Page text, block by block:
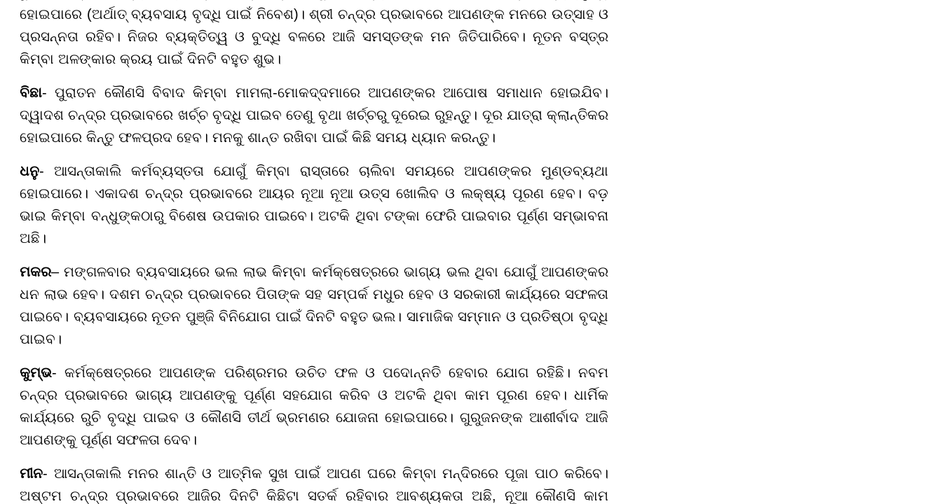
ହୋଇପାରେ (ଅର୍ଥାତ୍ ବ୍ୟବସାୟ ବୃଦ୍ଧି ପାଇଁ ନିବେଶ)। ଶ୍ରୀ ଚନ୍ଦ୍ର ପ୍ରଭାବରେ ଆପଣଙ୍କ ମନରେ ଉତ୍ସାହ ଓ
ପ୍ରସନ୍ନତା ରହିବ। ନିଜର ବ୍ୟକ୍ତିତ୍ୱ ଓ ବୁଦ୍ଧି ବଳରେ ଆଜି ସମସ୍ତଙ୍କ ମନ ଜିତିପାରିବେ। ନୂତନ ବସ୍ତ୍ର
କିମ୍ବା ଅଳଙ୍କାର କ୍ରୟ ପାଇଁ ଦିନଟି ବହୁତ ଶୁଭ।
ବିଛା- ପୁରାତନ କୌଣସି ବିବାଦ କିମ୍ବା ମାମଲା-ମୋକଦ୍ଦମାରେ ଆପଣଙ୍କର ଆପୋଷ ସମାଧାନ ହୋଇଯିବ।
ଦ୍ୱାଦଶ ଚନ୍ଦ୍ର ପ୍ରଭାବରେ ଖର୍ଚ୍ଚ ବୃଦ୍ଧି ପାଇବ ତେଣୁ ବୃଥା ଖର୍ଚ୍ଚରୁ ଦୂରେଇ ରୁହନ୍ତୁ। ଦୂର ଯାତ୍ରା କ୍ଲାନ୍ତିକର
ହୋଇପାରେ କିନ୍ତୁ ଫଳପ୍ରଦ ହେବ। ମନକୁ ଶାନ୍ତ ରଖିବା ପାଇଁ କିଛି ସମୟ ଧ୍ୟାନ କରନ୍ତୁ।
ଧନୁ- ଆସନ୍ତାକାଲି କର୍ମବ୍ୟସ୍ତତା ଯୋଗୁଁ କିମ୍ବା ରାସ୍ତାରେ ଚାଲିବା ସମୟରେ ଆପଣଙ୍କର ମୁଣ୍ଡବ୍ୟଥା
ହୋଇପାରେ। ଏକାଦଶ ଚନ୍ଦ୍ର ପ୍ରଭାବରେ ଆୟର ନୂଆ ନୂଆ ଉତ୍ସ ଖୋଲିବ ଓ ଲକ୍ଷ୍ୟ ପୂରଣ ହେବ। ବଡ଼
ଭାଇ କିମ୍ବା ବନ୍ଧୁଙ୍କଠାରୁ ବିଶେଷ ଉପକାର ପାଇବେ। ଅଟକି ଥିବା ଟଙ୍କା ଫେରି ପାଇବାର ପୂର୍ଣ୍ଣ ସମ୍ଭାବନା
ଅଛି।
ମକର– ମଙ୍ଗଳବାର ବ୍ୟବସାୟରେ ଭଲ ଲାଭ କିମ୍ବା କର୍ମକ୍ଷେତ୍ରରେ ଭାଗ୍ୟ ଭଲ ଥିବା ଯୋଗୁଁ ଆପଣଙ୍କର
ଧନ ଲାଭ ହେବ। ଦଶମ ଚନ୍ଦ୍ର ପ୍ରଭାବରେ ପିତାଙ୍କ ସହ ସମ୍ପର୍କ ମଧୁର ହେବ ଓ ସରକାରୀ କାର୍ଯ୍ୟରେ ସଫଳତା
ପାଇବେ। ବ୍ୟବସାୟରେ ନୂତନ ପୁଞ୍ଜି ବିନିଯୋଗ ପାଇଁ ଦିନଟି ବହୁତ ଭଲ। ସାମାଜିକ ସମ୍ମାନ ଓ ପ୍ରତିଷ୍ଠା ବୃଦ୍ଧି
ପାଇବ।
କୁମ୍ଭ- କର୍ମକ୍ଷେତ୍ରରେ ଆପଣଙ୍କ ପରିଶ୍ରମର ଉଚିତ ଫଳ ଓ ପଦୋନ୍ନତି ହେବାର ଯୋଗ ରହିଛି। ନବମ
ଚନ୍ଦ୍ର ପ୍ରଭାବରେ ଭାଗ୍ୟ ଆପଣଙ୍କୁ ପୂର୍ଣ୍ଣ ସହଯୋଗ କରିବ ଓ ଅଟକି ଥିବା କାମ ପୂରଣ ହେବ। ଧାର୍ମିକ
କାର୍ଯ୍ୟରେ ରୁଚି ବୃଦ୍ଧି ପାଇବ ଓ କୌଣସି ତୀର୍ଥ ଭ୍ରମଣର ଯୋଜନା ହୋଇପାରେ। ଗୁରୁଜନଙ୍କ ଆଶୀର୍ବାଦ ଆଜି
ଆପଣଙ୍କୁ ପୂର୍ଣ୍ଣ ସଫଳତା ଦେବ।
ମୀନ- ଆସନ୍ତାକାଲି ମନର ଶାନ୍ତି ଓ ଆତ୍ମିକ ସୁଖ ପାଇଁ ଆପଣ ଘରେ କିମ୍ବା ମନ୍ଦିରରେ ପୂଜା ପାଠ କରିବେ।
ଅଷ୍ଟମ ଚନ୍ଦ୍ର ପ୍ରଭାବରେ ଆଜିର ଦିନଟି କିଛିଟା ସତର୍କ ରହିବାର ଆବଶ୍ୟକତା ଅଛି, ନୂଆ କୌଣସି କାମ